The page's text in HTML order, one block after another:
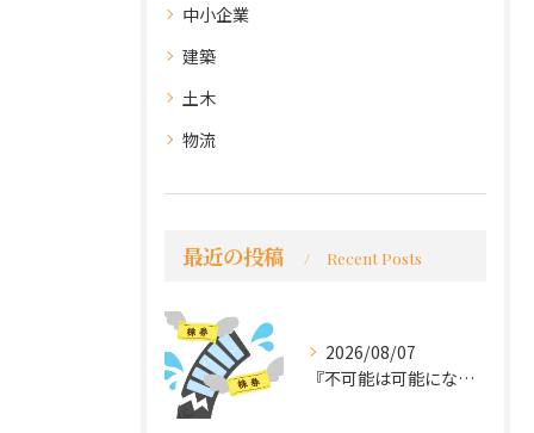
中小企業
建築
土木
物流
最近の投稿 Recent Posts
2026/08/07
『不可能は可能になる』